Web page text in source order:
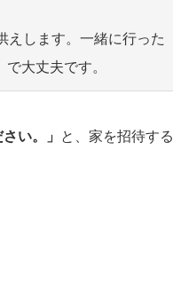
えします。一緒に行った
大丈夫です。
い。」
と、家を招待する